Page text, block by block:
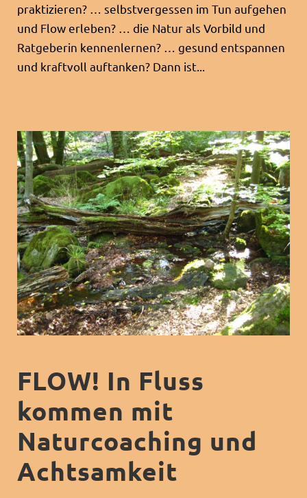
praktizieren? … selbstvergessen im Tun aufgehen
und Flow erleben? … die Natur als Vorbild und
Ratgeberin kennenlernen? … gesund entspannen
und kraftvoll auftanken? Dann ist...
FLOW! In Fluss
kommen mit
Naturcoaching und
Achtsamkeit